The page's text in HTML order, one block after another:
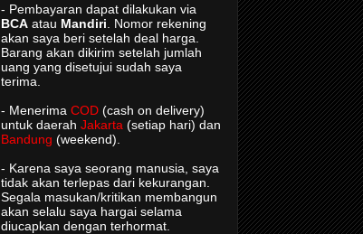
- Pembayaran dapat dilakukan via
BCA atau Mandiri . Nomor rekening
akan saya beri setelah deal harga.
Barang akan dikirim setelah jumlah
uang yang disetujui sudah saya
terima.
- Menerima COD (cash on delivery)
untuk daerah Jakarta (setiap hari) dan
Bandung (weekend).
- Karena saya seorang manusia, saya
tidak akan terlepas dari kekurangan.
Segala masukan/kritikan membangun
akan selalu saya hargai selama
diucapkan dengan terhormat.